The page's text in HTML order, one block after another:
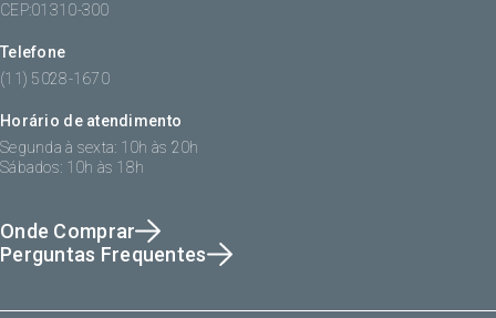
CEP:01310-300
Telefone
(11) 5028-1670
Horário de atendimento
Segunda à sexta: 10h às 20h
Sábados: 10h às 18h
Onde Comprar
Perguntas Frequentes